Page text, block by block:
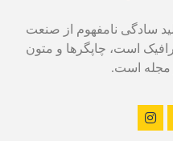
سادگی نامفهوم از صنعت
است، چاپگرها و متون
مجله است.